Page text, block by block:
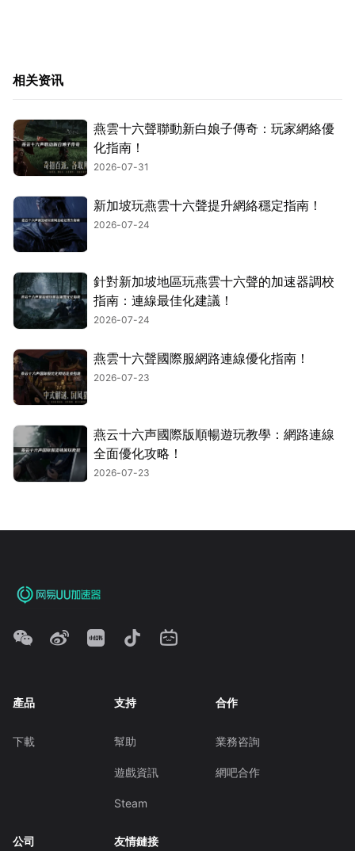
相关资讯
燕雲十六聲聯動新白娘子傳奇：玩家網絡優
化指南！
2026-07-31
新加坡玩燕雲十六聲提升網絡穩定指南！
2026-07-24
針對新加坡地區玩燕雲十六聲的加速器調校
指南：連線最佳化建議！
2026-07-24
燕雲十六聲國際服網路連線優化指南！
2026-07-23
燕云十六声國際版順暢遊玩教學：網路連線
全面優化攻略！
2026-07-23
產品
下載
支持
幫助
遊戲資訊
Steam
合作
業務咨詢
網吧合作
公司 友情鏈接